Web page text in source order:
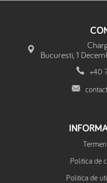
Bucuresti, 1
+40
Politica de
Politica de